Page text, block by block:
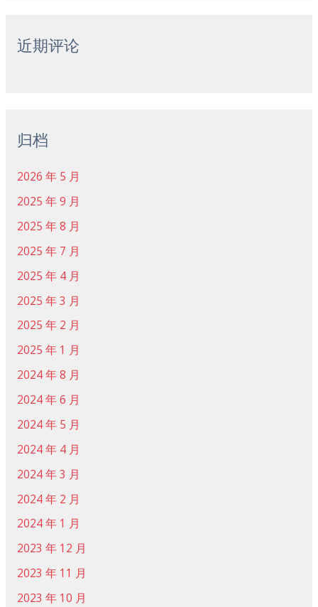
近期评论
归档
2026 年 5 月
2025 年 9 月
2025 年 8 月
2025 年 7 月
2025 年 4 月
2025 年 3 月
2025 年 2 月
2025 年 1 月
2024 年 8 月
2024 年 6 月
2024 年 5 月
2024 年 4 月
2024 年 3 月
2024 年 2 月
2024 年 1 月
2023 年 12 月
2023 年 11 月
2023 年 10 月